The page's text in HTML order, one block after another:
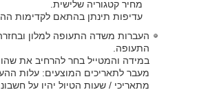
מחיר קטגוריה שלישית.
עדיפות תינתן בהתאם לקדימות
העברות משדה התעופה למלון
התעופה.
במידה והמטייל בחר להרחיב את
מעבר לתאריכים המוצעים: עלות
מתאריכי / שעות הטיול יהיו על